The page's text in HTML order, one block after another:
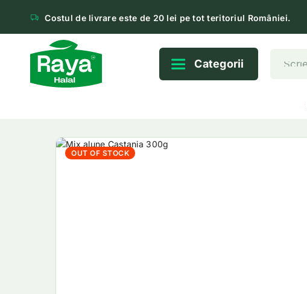
Costul de livrare este de 20 lei pe tot teritoriul României.
Categorii
OUT OF STOCK